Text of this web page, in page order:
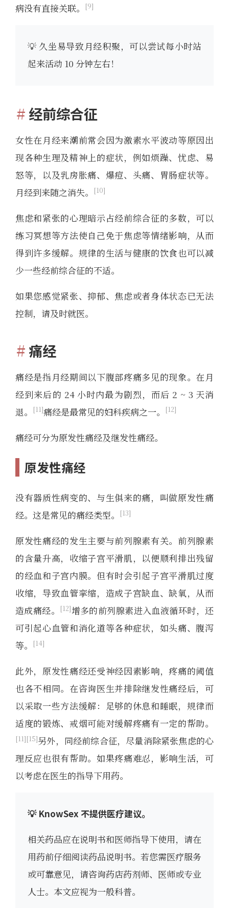
病没有直接关联。
9
💡 久坐易导致月经积聚，可以尝试每小时站
起来活动 10 分钟左右！
经前综合征
女性在月经来潮前常会因为激素水平波动等原因出
现各种生理及精神上的症状，例如烦躁、忧虑、易
怒等，以及乳房胀痛、爆痘、头痛、胃肠症状等。
月经到来随之消失。
10
焦虑和紧张的心理暗示占经前综合征的多数，可以
练习冥想等方法使自己免于焦虑等情绪影响，从而
得到许多缓解。规律的生活与健康的饮食也可以减
少一些经前综合征的不适。
如果您感觉紧张、抑郁、焦虑或者身体状态已无法
控制，请及时就医。
痛经
痛经是指月经期间以下腹部疼痛多见的现象。在月
经到来后的 24 小时内最为剧烈，而后 2 ~ 3 天消
退。
11 痛经是最常见的妇科疾病之一。 12
痛经可分为原发性痛经及继发性痛经。
原发性痛经
没有器质性病变的、与生俱来的痛，叫做原发性痛
经。这是常见的痛经类型。
13
原发性痛经的发生主要与前列腺素有关。前列腺素
的含量升高，收缩子宫平滑肌，以便顺利排出残留
的经血和子宫内膜。但有时会引起子宫平滑肌过度
收缩，导致血管挛缩，造成子宫缺血、缺氧，从而
造成痛经。
12 增多的前列腺素进入血液循环时，还
可引起心血管和消化道等各种症状，如头痛、腹泻
等。
14
此外，原发性痛经还受神经因素影响，疼痛的阈值
也各不相同。在咨询医生并排除继发性痛经后，可
以采取一些方法缓解：足够的休息和睡眠，规律而
适度的锻炼、戒烟可能对缓解疼痛有一定的帮助。
11 15 另外，同经前综合征，尽量消除紧张焦虑的心
理反应也很有帮助。如果疼痛难忍，影响生活，可
以考虑在医生的指导下用药。
💡 KnowSex 不提供医疗建议。
相关药品应在说明书和医师指导下使用，请在
用药前仔细阅读药品说明书。若您需医疗服务
或可靠意见，请咨询药店药剂师、医师或专业
人士。本文应视为一般科普。